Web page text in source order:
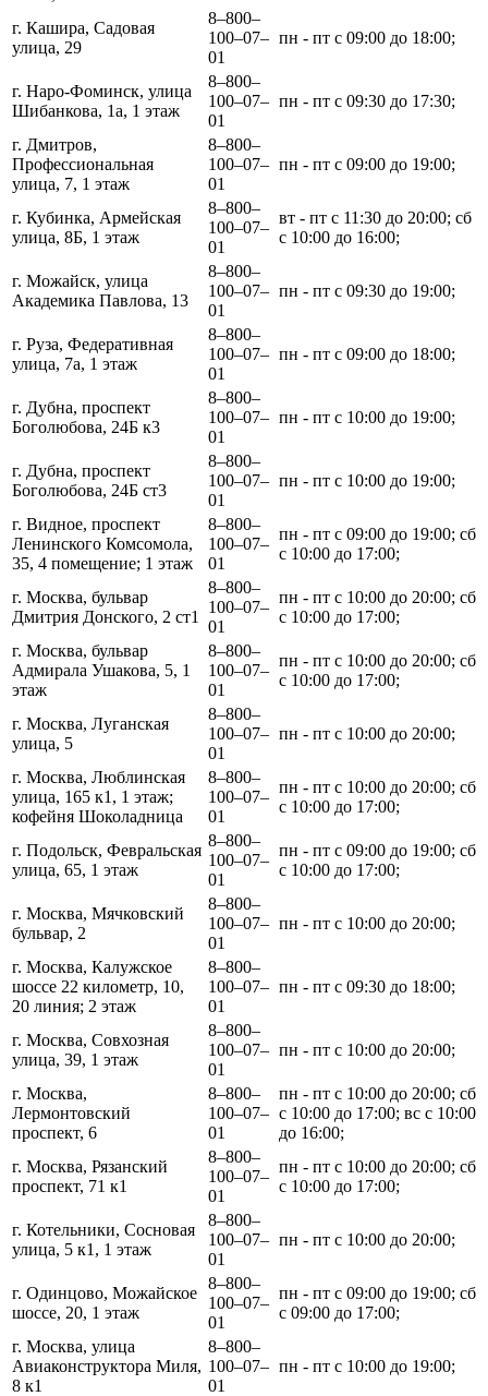
г. Кашира, Садовая
улица, 29
8‒800‒
100‒07‒
01
пн - пт с 09:00 до 18:00;
г. Наро-Фоминск, улица
Шибанкова, 1а, 1 этаж
8‒800‒
100‒07‒
01
пн - пт с 09:30 до 17:30;
г. Дмитров,
Профессиональная
улица, 7, 1 этаж
8‒800‒
100‒07‒
01
пн - пт с 09:00 до 19:00;
г. Кубинка, Армейская
улица, 8Б, 1 этаж
8‒800‒
100‒07‒
01
вт - пт с 11:30 до 20:00; сб
с 10:00 до 16:00;
г. Можайск, улица
Академика Павлова, 13
8‒800‒
100‒07‒
01
пн - пт с 09:30 до 19:00;
г. Руза, Федеративная
улица, 7а, 1 этаж
8‒800‒
100‒07‒
01
пн - пт с 09:00 до 18:00;
г. Дубна, проспект
Боголюбова, 24Б к3
8‒800‒
100‒07‒
01
пн - пт с 10:00 до 19:00;
г. Дубна, проспект
Боголюбова, 24Б ст3
8‒800‒
100‒07‒
01
пн - пт с 10:00 до 19:00;
г. Видное, проспект
Ленинского Комсомола,
35, 4 помещение; 1 этаж
8‒800‒
100‒07‒
01
пн - пт с 09:00 до 19:00; сб
с 10:00 до 17:00;
г. Москва, бульвар
Дмитрия Донского, 2 ст1
8‒800‒
100‒07‒
01
пн - пт с 10:00 до 20:00; сб
с 10:00 до 17:00;
г. Москва, бульвар
Адмирала Ушакова, 5, 1
этаж
8‒800‒
100‒07‒
01
пн - пт с 10:00 до 20:00; сб
с 10:00 до 17:00;
г. Москва, Луганская
улица, 5
8‒800‒
100‒07‒
01
пн - пт с 10:00 до 20:00;
г. Москва, Люблинская
улица, 165 к1, 1 этаж;
кофейня Шоколадница
8‒800‒
100‒07‒
01
пн - пт с 10:00 до 20:00; сб
с 10:00 до 17:00;
г. Подольск, Февральская
улица, 65, 1 этаж
8‒800‒
100‒07‒
01
пн - пт с 09:00 до 19:00; сб
с 10:00 до 17:00;
г. Москва, Мячковский
бульвар, 2
8‒800‒
100‒07‒
01
пн - пт с 10:00 до 20:00;
г. Москва, Калужское
шоссе 22 километр, 10,
20 линия; 2 этаж
8‒800‒
100‒07‒
01
пн - пт с 09:30 до 18:00;
г. Москва, Совхозная
улица, 39, 1 этаж
8‒800‒
100‒07‒
01
пн - пт с 10:00 до 20:00;
г. Москва,
Лермонтовский
проспект, 6
8‒800‒
100‒07‒
01
пн - пт с 10:00 до 20:00; сб
с 10:00 до 17:00; вс с 10:00
до 16:00;
г. Москва, Рязанский
проспект, 71 к1
8‒800‒
100‒07‒
01
пн - пт с 10:00 до 20:00; сб
с 10:00 до 17:00;
г. Котельники, Сосновая
улица, 5 к1, 1 этаж
8‒800‒
100‒07‒
01
пн - пт с 10:00 до 20:00;
г. Одинцово, Можайское
шоссе, 20, 1 этаж
8‒800‒
100‒07‒
01
пн - пт с 09:00 до 19:00; сб
с 09:00 до 17:00;
г. Москва, улица
Авиаконструктора Миля,
8 к1
8‒800‒
100‒07‒
01
пн - пт с 10:00 до 19:00;